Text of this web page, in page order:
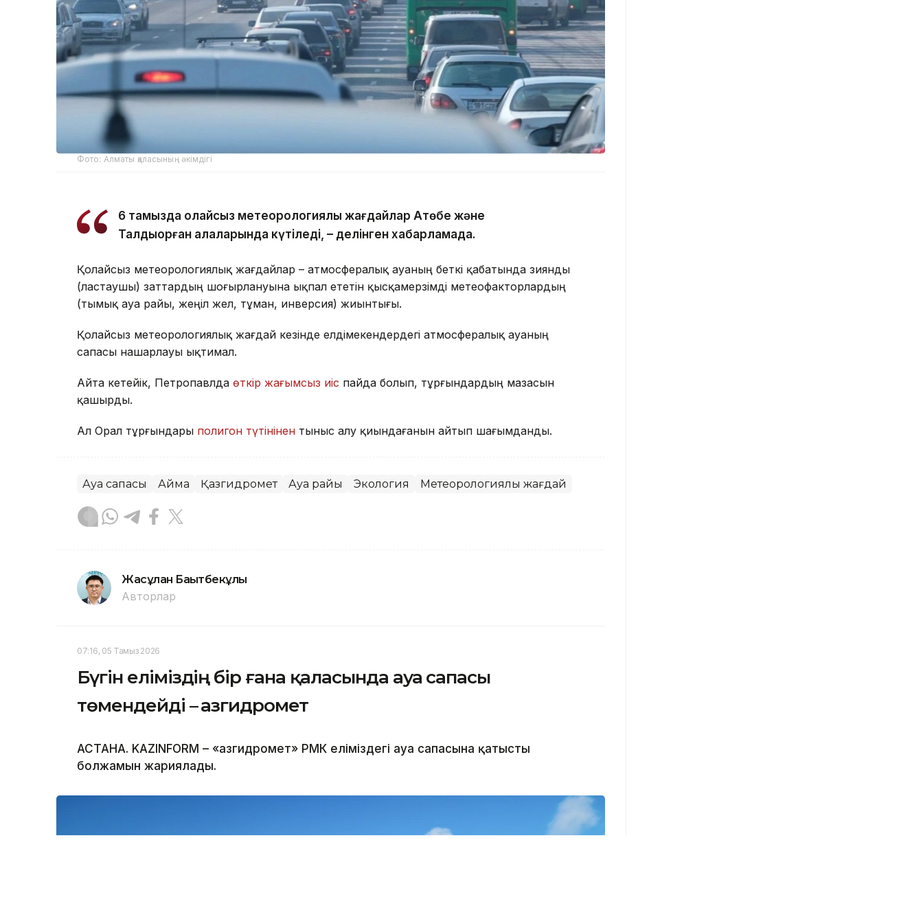
Фото: Алматы қаласының әкімдігі
6 тамызда қолайсыз метеорологиялық жағдайлар Ақтөбе және
Талдықорған қалаларында күтіледі, – делінген хабарламада.
Қолайсыз метеорологиялық жағдайлар – атмосфералық ауаның беткі қабатында зиянды
(ластаушы) заттардың шоғырлануына ықпал ететін қысқамерзімді метеофакторлардың
(тымық ауа райы, жеңіл жел, тұман, инверсия) жиынтығы.
Қолайсыз метеорологиялық жағдай кезінде елдімекендердегі атмосфералық ауаның
сапасы нашарлауы ықтимал.
Айта кетейік, Петропавлда өткір жағымсыз иіс пайда болып, тұрғындардың мазасын
қашырды.
Ал Орал тұрғындары полигон түтінінен тыныс алу қиындағанын айтып шағымданды.
Ауа сапасы Аймақ Қазгидромет Ауа райы Экология Метеорологиялық жағдай
Жасұлан Бақытбекұлы
Авторлар
07:16, 05 Тамыз 2026
Бүгін еліміздің бір ғана қаласында ауа сапасы
төмендейді – Қазгидромет
АСТАНА. KAZINFORM – «Қазгидромет» РМК еліміздегі ауа сапасына қатысты
болжамын жариялады.